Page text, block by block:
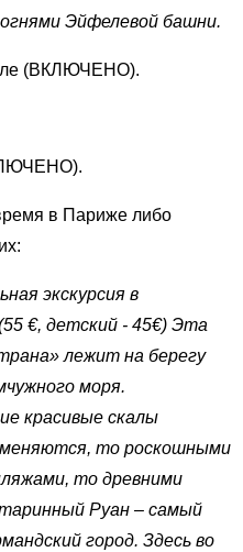
Эйфелевой башни.
(ВКЛЮЧЕНО).
в Париже либо
экскурсия в
€, детский - 45€) Эта
лежит на берегу
моря.
красивые скалы
то роскошными
то древними
Руан – самый
город. Здесь во